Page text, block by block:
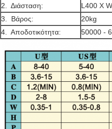
2. Διάσταση:
L400 Χ
3. Βάρος:
20kg
4. Αποδοτικότητα:
50000 -